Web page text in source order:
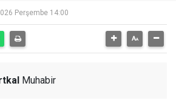
Perşembe 14:00
Muhabir